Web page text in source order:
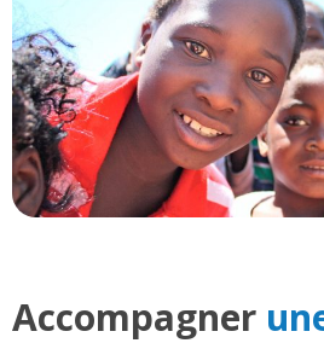
Accompagner